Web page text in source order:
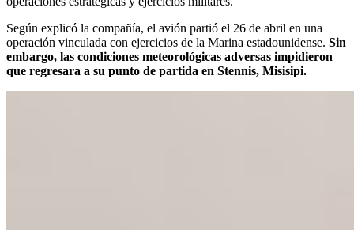
Según explicó la compañía, el avión partió el 26 de abril en una
operación vinculada con ejercicios de la Marina estadounidense. Sin
embargo, las condiciones meteorológicas adversas impidieron
que regresara a su punto de partida en Stennis, Misisipi.